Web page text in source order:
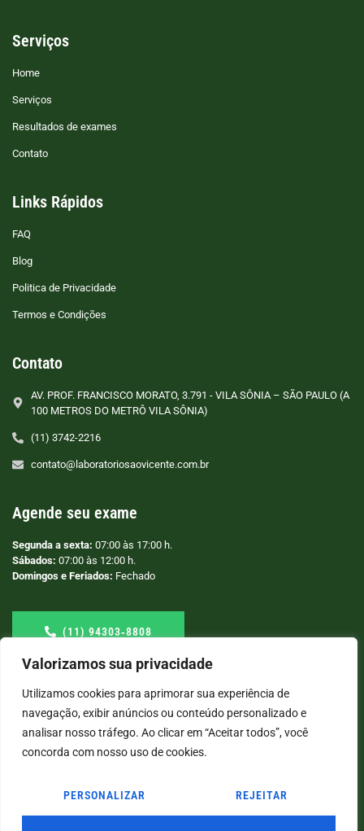
Valorizamos sua privacidade
Utilizamos cookies para aprimorar sua experiência de
navegação, exibir anúncios ou conteúdo personalizado e
analisar nosso tráfego. Ao clicar em “Aceitar todos”, você
concorda com nosso uso de cookies.
PERSONALIZAR REJEITAR
Serviços
Home
Serviços
Resultados de exames
Contato
Links Rápidos
FAQ
Blog
Politica de Privacidade
Termos e Condições
Contato
AV. PROF. FRANCISCO MORATO, 3.791 - VILA SÔNIA – SÃO PAULO (A
100 METROS DO METRÔ VILA SÔNIA)
(11) 3742-2216
contato@laboratoriosaovicente.com.br
Agende seu exame
Segunda a sexta: 07:00 às 17:00 h.
Sábados: 07:00 às 12:00 h.
Domingos e Feriados: Fechado
(11) 94303‑8808
© COPYRIGHT2026→ LABORATÓRIO SÃO VICENTE → POR: CONEKI - SOLUÇÕES DIGITAIS |